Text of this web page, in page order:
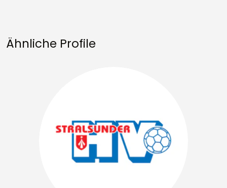
Ähnliche Profile